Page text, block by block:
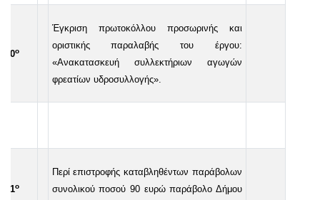
30ο
Έγκριση πρωτοκόλλου προσωρινής και
οριστικής παραλαβής του έργου:
«Ανακατασκευή συλλεκτήριων αγωγών
φρεατίων υδροσυλλογής».
31ο
Περί επιστροφής καταβληθέντων παράβολων
συνολικού ποσού 90 ευρώ παράβολο Δήμου